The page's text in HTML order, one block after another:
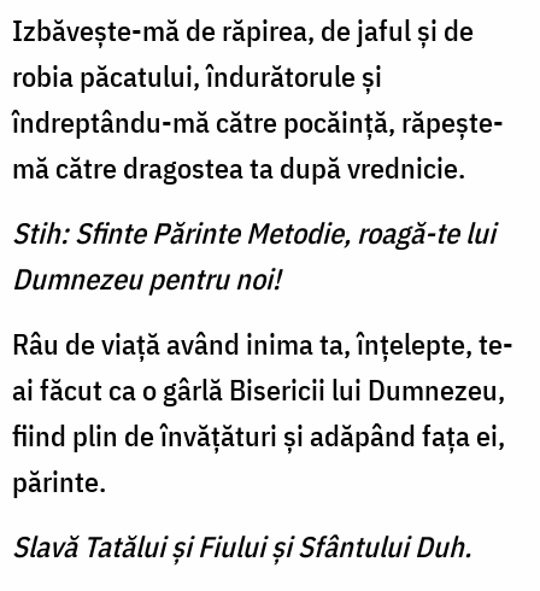
Izbăveşte-mă de răpirea, de jaful şi de
robia păcatului, îndurătorule şi
îndreptându-mă către pocăinţă, răpeşte-
mă către dragostea ta după vrednicie.
Stih: Sfinte Părinte Metodie, roagă-te lui
Dumnezeu pentru noi!
Râu de viaţă având inima ta, înţelepte, te-
ai făcut ca o gârlă Bisericii lui Dumnezeu,
fiind plin de învăţături şi adăpând faţa ei,
părinte.
Slavă Tatălui şi Fiului şi Sfântului Duh.